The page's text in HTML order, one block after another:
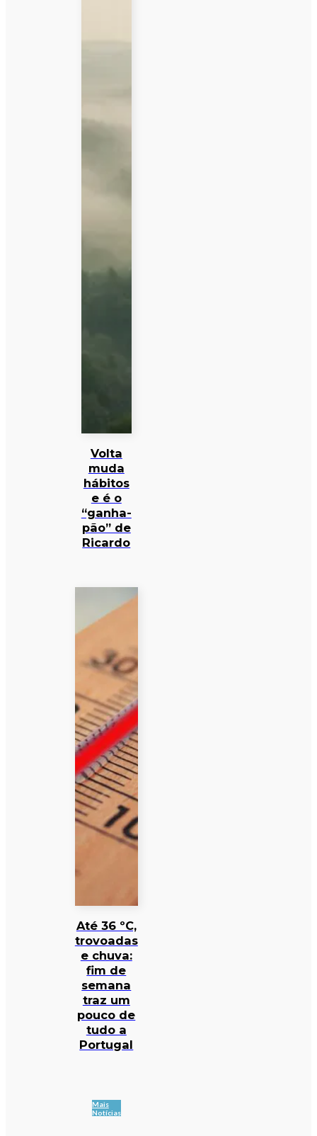
Volta
muda
hábitos
e é o
“ganha-
pão” de
Ricardo
Até 36 ºC,
trovoadas
e chuva:
fim de
semana
traz um
pouco de
tudo a
Portugal
Mais
Notícias